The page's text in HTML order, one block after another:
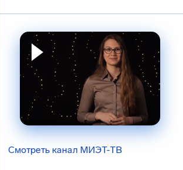
Смотреть канал МИЭТ-ТВ